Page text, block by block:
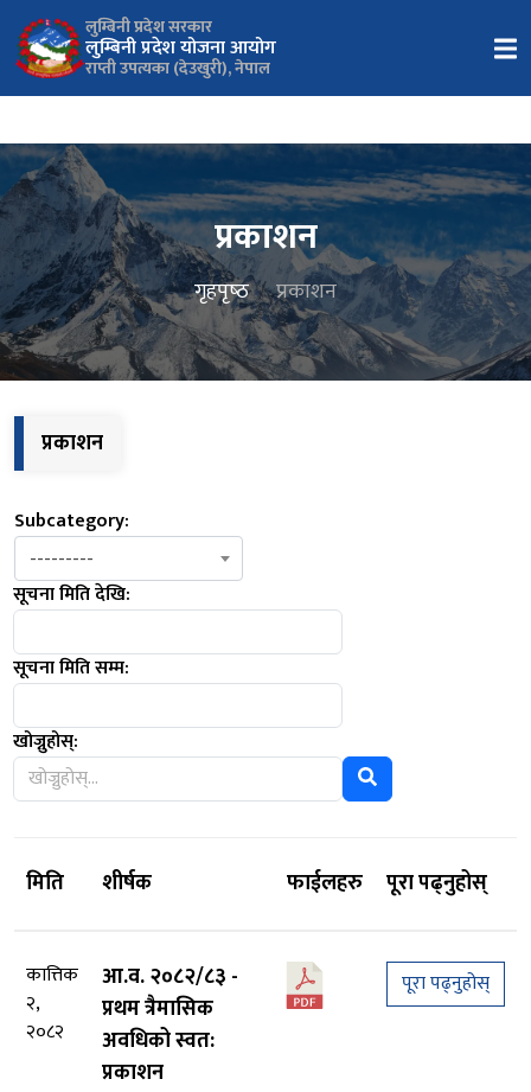
लुम्बिनी प्रदेश सरकार
लुम्बिनी प्रदेश योजना आयोग
राप्ती उपत्यका (देउखुरी), नेपाल
प्रकाशन
गृहपृष्‍ठ प्रकाशन
प्रकाशन
Subcategory:
---------
सूचना मिति देखि:
सूचना मिति सम्म:
खोज्नुहोस्:
मिति शीर्षक फाईलहरु पूरा पढ्नुहोस्
कात्तिक
२,
२०८२
आ.व. २०८२/८३ -
प्रथम त्रैमासिक
अवधिको स्वत:
प्रकाशन
पूरा पढ्नुहोस्